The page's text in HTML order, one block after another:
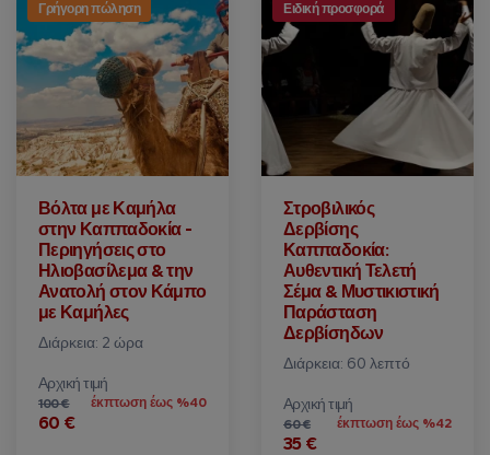
Γρήγορη πώληση
Βόλτα με Καμήλα
στην Καππαδοκία -
Περιηγήσεις στο
Ηλιοβασίλεμα & την
Ανατολή στον Κάμπο
με Καμήλες
Διάρκεια: 2 ώρα
Αρχική τιμή
100 €
60 €
έκπτωση έως %40
Ειδική προσφορά
Στροβιλικός
Δερβίσης
Καππαδοκία:
Αυθεντική Τελετή
Σέμα & Μυστικιστική
Παράσταση
Δερβίσηδων
Διάρκεια: 60 λεπτό
Αρχική τιμή
60 €
35 €
έκπτωση έως %42